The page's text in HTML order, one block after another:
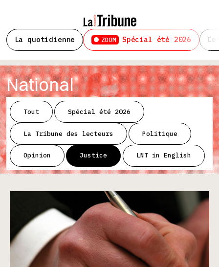
La quotidienne ZOOM Spécial été 2026
National
Tout Spécial été 2026
La Tribune des lecteurs Politique
Opinion Justice LNT in English